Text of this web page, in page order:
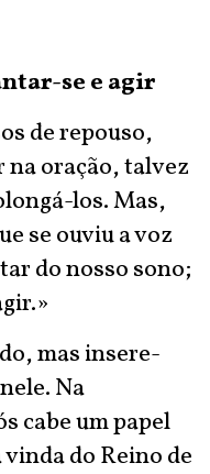
se e agir
de repouso,
na oração, talvez
los. Mas,
se ouviu a voz
do nosso sono;
mas insere-
Na
cabe um papel
do Reino de